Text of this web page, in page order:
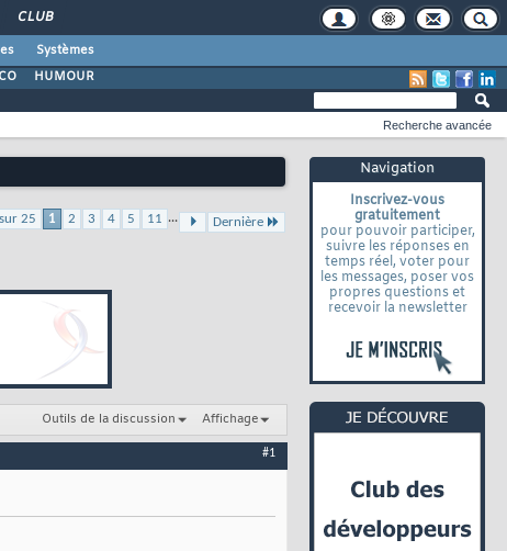
CLUB
Systèmes
HUMOUR
Navigation
Inscrivez-vous
gratuitement
pour pouvoir participer,
suivre les réponses en
temps réel, voter pour
les messages, poser vos
propres questions et
recevoir la newsletter
Recherche avancée
25 1 2 3 4 5 11 ... Dernière
Outils de la discussion Affichage
#1